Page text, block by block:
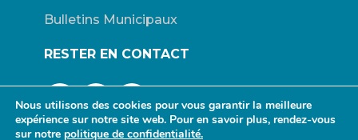
Bulletins Municipaux
RESTER EN CONTACT
Nous utilisons des cookies pour vous garantir la meilleure
expérience sur notre site web. Pour en savoir plus, rendez-vous
sur notre politique de confidentialité.